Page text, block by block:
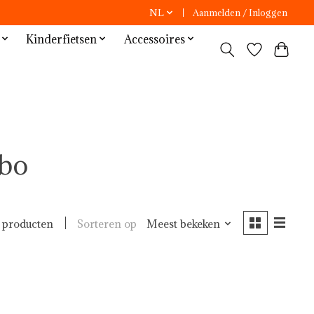
NL Aanmelden / Inloggen
Kinderfietsen
Accessoires
producten Sorteren op Meest bekeken